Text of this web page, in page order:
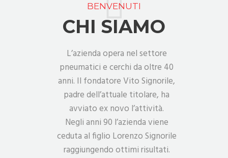
BENVENUTI
CHI SIAMO
L’azienda opera nel settore
pneumatici e cerchi da oltre 40
anni. Il fondatore Vito Signorile,
padre dell’attuale titolare, ha
avviato ex novo l’attività.
Negli anni 90 l’azienda viene
ceduta al figlio Lorenzo Signorile
raggiungendo ottimi risultati.